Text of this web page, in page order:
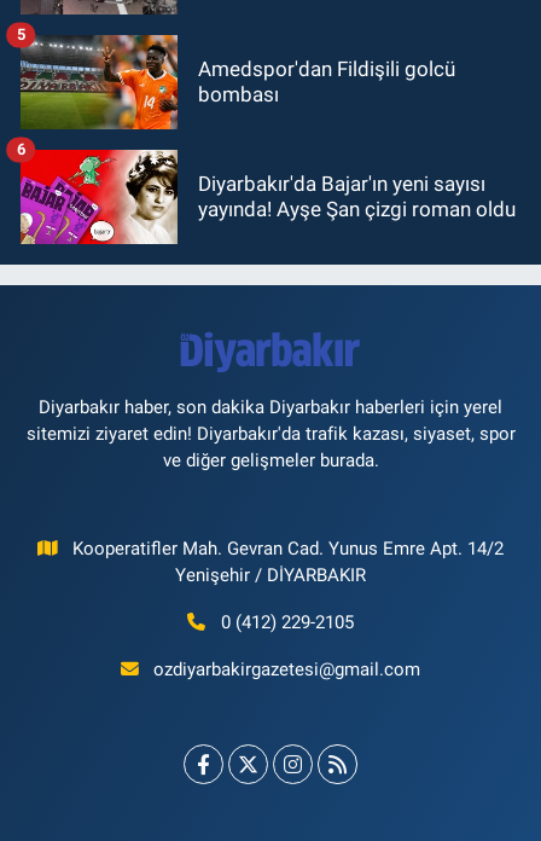
Amedspor'dan Fildişili golcü
bombası
5
Diyarbakır'da Bajar'ın yeni sayısı
yayında! Ayşe Şan çizgi roman oldu
6
Diyarbakır haber, son dakika Diyarbakır haberleri için yerel
sitemizi ziyaret edin! Diyarbakır'da trafik kazası, siyaset, spor
ve diğer gelişmeler burada.
Kooperatifler Mah. Gevran Cad. Yunus Emre Apt. 14/2
Yenişehir / DİYARBAKIR
0 (412) 229-2105
ozdiyarbakirgazetesi@gmail.com